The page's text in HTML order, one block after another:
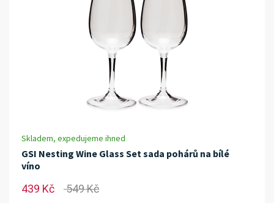
Skladem, expedujeme ihned
GSI Nesting Wine Glass Set sada pohárů na bílé
víno
439 Kč 549 Kč